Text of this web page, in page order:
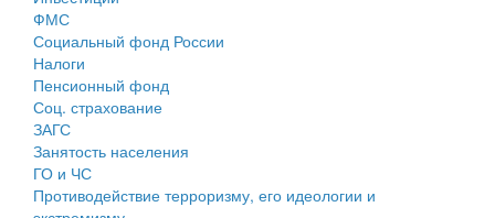
Антимонопольный комплаенс
Противодействие коррупции
Муниципальные программы
Контрольно-счетная палата
Персональные данные
Оценка регулирующего воздействия
Деятельность МУ
ФМС
Социальный фонд России
Налоги
Пенсионный фонд
Соц. страхование
ЗАГС
Занятость населения
ГО и ЧС
Противодействие терроризму, его идеологии и